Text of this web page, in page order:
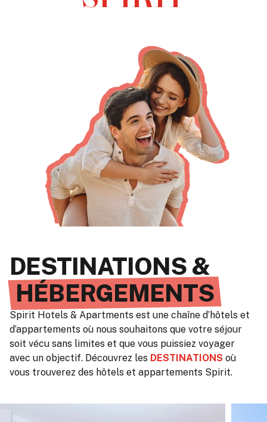
DESTINATIONS &
HÉBERGEMENTS
Spirit Hotels & Apartments est une chaîne d’hôtels et
d’appartements où nous souhaitons que votre séjour
soit vécu sans limites et que vous puissiez voyager
avec un objectif. Découvrez les DESTINATIONS où
vous trouverez des hôtels et appartements Spirit.